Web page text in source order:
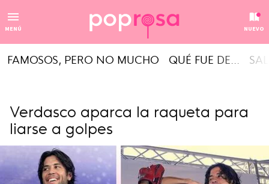
MENÚ NUEVO
FAMOSOS, PERO NO MUCHO QUÉ FUE DE...
Verdasco aparca la raqueta para
liarse a golpes